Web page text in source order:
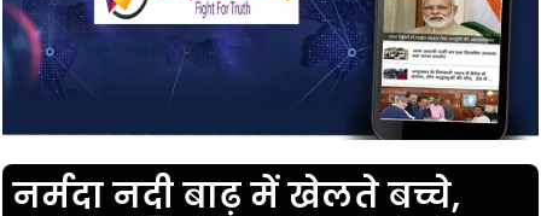
नर्मदा नदी बाढ़ में खेलते बच्चे,